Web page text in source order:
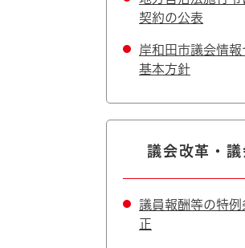
契約の公表
岸和田市議会情報
基本方針
議会改革・議
議員報酬等の特
正